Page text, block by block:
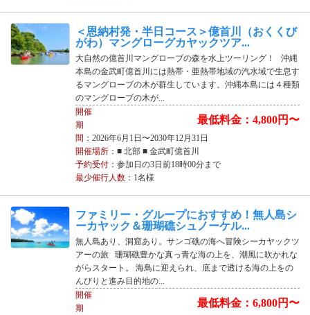
＜恩納村発・半日コース＞億首川（おくくび
がわ）マングローグカヤックツア...
大自然の億首川マングローブの森を水上ツーリング！ 沖縄
本島の金武町億首川には熱帯・亜熱帯地域の汽水域で生息す
るマングローブの木が群生しています。沖縄本島には４種類
のマングローブの木が...
最低料金：4,800円〜
開催
期
間 ：2026年6月1日〜2030年12月31日
開催場所：■ 北部 ■ 金武町億首川
予約受付：参加日の3日前18時00分まで
最少催行人数：1名様
ファミリー・グループにおすすめ！無人島シ
ーカヤック＆珊瑚礁シュノーケル...
無人島あり、洞窟あり。サンゴ礁の海へ冒険シーカヤックツ
アーの旅 珊瑚礁豊かな真っ青な海の上を、潮風に吹かれな
がらスタート。 海鳥に迎えられ、底まで透ける海の上をの
んびりと進み目的地の...
最低料金：6,800円〜
開催
期